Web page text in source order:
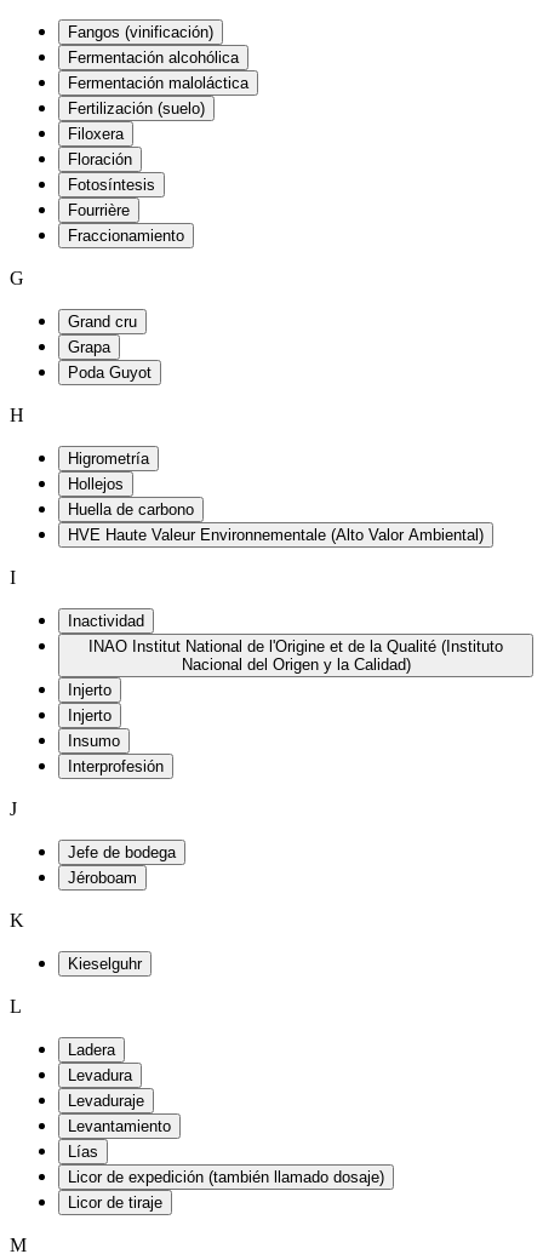
Fangos (vinificación)
Fermentación alcohólica
Fermentación maloláctica
Fertilización (suelo)
Filoxera
Floración
Fotosíntesis
Fourrière
Fraccionamiento
G
Grand cru
Grapa
Poda Guyot
H
Higrometría
Hollejos
Huella de carbono
HVE Haute Valeur Environnementale (Alto Valor Ambiental)
I
Inactividad
INAO Institut National de l'Origine et de la Qualité (Instituto
Nacional del Origen y la Calidad)
Injerto
Injerto
Insumo
Interprofesión
J
Jefe de bodega
Jéroboam
K
Kieselguhr
L
Ladera
Levadura
Levaduraje
Levantamiento
Lías
Licor de expedición (también llamado dosaje)
Licor de tiraje
M